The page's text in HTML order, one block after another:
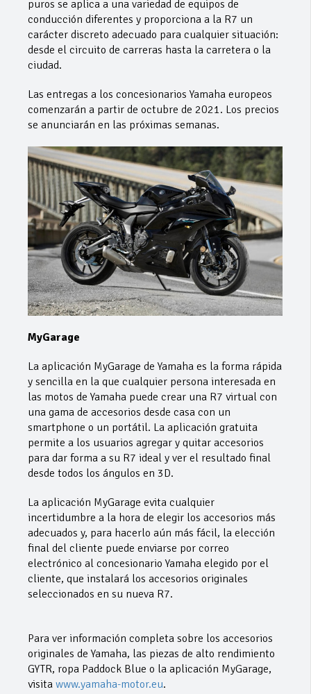
puros se aplica a una variedad de equipos de
conducción diferentes y proporciona a la R7 un
carácter discreto adecuado para cualquier situación:
desde el circuito de carreras hasta la carretera o la
ciudad.
Las entregas a los concesionarios Yamaha europeos
comenzarán a partir de octubre de 2021. Los precios
se anunciarán en las próximas semanas.
MyGarage
La aplicación MyGarage de Yamaha es la forma rápida
y sencilla en la que cualquier persona interesada en
las motos de Yamaha puede crear una R7 virtual con
una gama de accesorios desde casa con un
smartphone o un portátil. La aplicación gratuita
permite a los usuarios agregar y quitar accesorios
para dar forma a su R7 ideal y ver el resultado final
desde todos los ángulos en 3D.
La aplicación MyGarage evita cualquier
incertidumbre a la hora de elegir los accesorios más
adecuados y, para hacerlo aún más fácil, la elección
final del cliente puede enviarse por correo
electrónico al concesionario Yamaha elegido por el
cliente, que instalará los accesorios originales
seleccionados en su nueva R7.
Para ver información completa sobre los accesorios
originales de Yamaha, las piezas de alto rendimiento
GYTR, ropa Paddock Blue o la aplicación MyGarage,
visita www.yamaha-motor.eu.